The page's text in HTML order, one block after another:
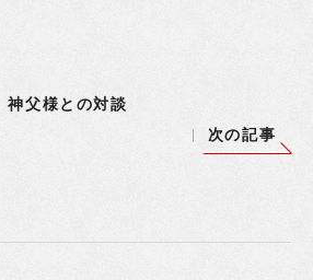
神父様との対談
次の記事